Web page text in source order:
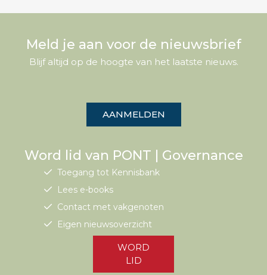
Meld je aan voor de nieuwsbrief
Blijf altijd op de hoogte van het laatste nieuws.
AANMELDEN
Word lid van PONT | Governance
Toegang tot Kennisbank
Lees e-books
Contact met vakgenoten
Eigen nieuwsoverzicht
WORD
LID